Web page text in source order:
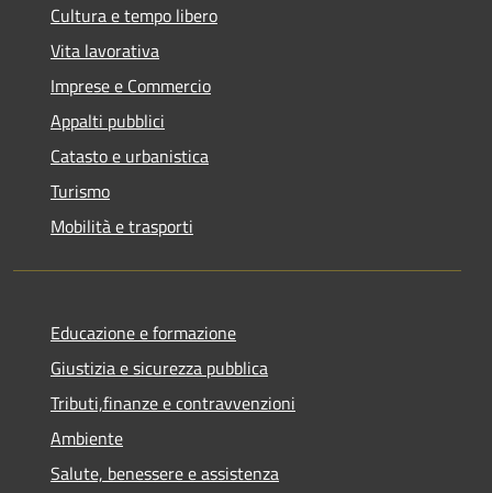
Cultura e tempo libero
Vita lavorativa
Imprese e Commercio
Appalti pubblici
Catasto e urbanistica
Turismo
Mobilità e trasporti
Educazione e formazione
Giustizia e sicurezza pubblica
Tributi,finanze e contravvenzioni
Ambiente
Salute, benessere e assistenza